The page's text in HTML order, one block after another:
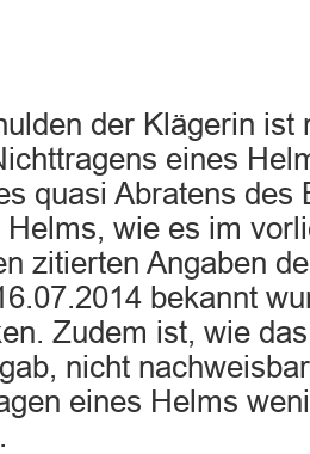
der Klägerin ist
eines
quasi Abratens des
wie es im
zitierten Angaben
bekannt
Zudem ist, wie
nicht
eines Helms